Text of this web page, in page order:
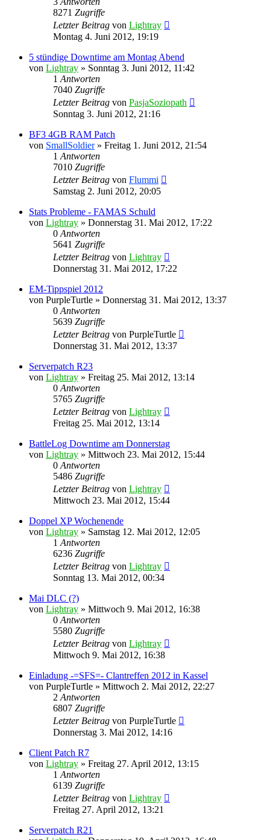
8271 Zugriffe
Letzter Beitrag von Lightray
Montag 4. Juni 2012, 19:19
5 stündige Downtime am Montag Abend
von Lightray » Sonntag 3. Juni 2012, 11:42
1 Antworten
7040 Zugriffe
Letzter Beitrag von PasjaSoziopath
Sonntag 3. Juni 2012, 21:16
BF3 4GB RAM Patch
von SmallSoldier» Freitag 1. Juni 2012, 21:54
1 Antworten
7010 Zugriffe
Letzter Beitrag von Flummi
Samstag 2. Juni 2012, 20:05
Stats Probleme - FAMAS Schuld
von Lightray » Donnerstag 31. Mai 2012, 17:22
0 Antworten
5641 Zugriffe
Letzter Beitrag von Lightray
Donnerstag 31. Mai 2012, 17:22
EM-Tippspiel 2012
von PurpleTurtle » Donnerstag 31. Mai 2012, 13:37
0 Antworten
5639 Zugriffe
Letzter Beitrag von PurpleTurtle
Donnerstag 31. Mai 2012, 13:37
Serverpatch R23
von Lightray » Freitag 25. Mai 2012, 13:14
0 Antworten
5765 Zugriffe
Letzter Beitrag von Lightray
Freitag 25. Mai 2012, 13:14
BattleLog Downtime am Donnerstag
von Lightray » Mittwoch 23. Mai 2012, 15:44
0 Antworten
5486 Zugriffe
Letzter Beitrag von Lightray
Mittwoch 23. Mai 2012, 15:44
Doppel XP Wochenende
von Lightray » Samstag 12. Mai 2012, 12:05
1 Antworten
6236 Zugriffe
Letzter Beitrag von Lightray
Sonntag 13. Mai 2012, 00:34
Mai DLC (?)
von Lightray » Mittwoch 9. Mai 2012, 16:38
0 Antworten
5580 Zugriffe
Letzter Beitrag von Lightray
Mittwoch 9. Mai 2012, 16:38
Einladung -=SFS=- Clantreffen 2012 in Kassel
von PurpleTurtle » Mittwoch 2. Mai 2012, 22:27
2 Antworten
6807 Zugriffe
Letzter Beitrag von PurpleTurtle
Donnerstag 3. Mai 2012, 14:16
Client Patch R7
von Lightray » Freitag 27. April 2012, 13:15
1 Antworten
6139 Zugriffe
Letzter Beitrag von Lightray
Freitag 27. April 2012, 13:21
Serverpatch R21